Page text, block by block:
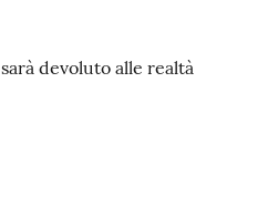
devoluto alle realtà